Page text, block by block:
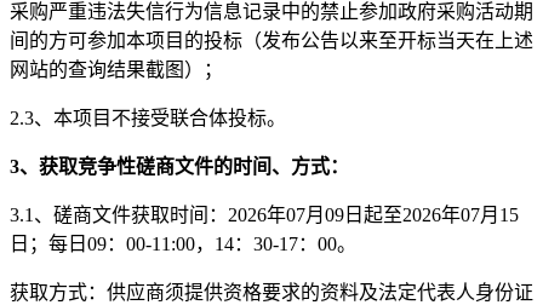
采购严重违法失信行为信息记录中的禁止参加政府采购活动期
间的方可参加本项目的投标（发布公告以来至开标当天在上述
网站的查询结果截图）；
2.3、本项目不接受联合体投标。
3、 获取竞争性磋商文件的时间、方式：
3.1、 磋商文件获取时间： 2026年07月 09 日起至2026年07月 15
日；每日 09：00-11:00，14：30-17：00。
获取方式：供应商须提供资格要求的资料及法定代表人身份证